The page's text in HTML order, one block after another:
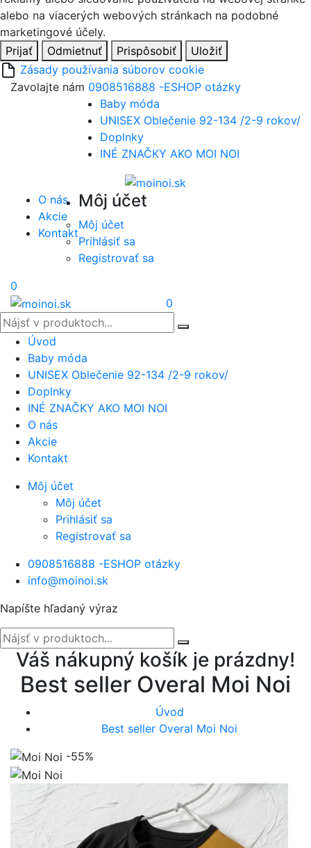
alebo na viacerých webových stránkach na podobné
marketingové účely.
Prijať
Odmietnuť Prispôsobiť
Uložiť
Zásady používania súborov cookie
Zavolajte nám 0908516888 -ESHOP otázky
Baby móda
UNISEX Oblečenie 92-134 /2-9 rokov/
Doplnky
INÉ ZNAČKY AKO MOI NOI
O nás
Akcie
Kontakt
Môj účet
Môj účet
Prihlásiť sa
Registrovať sa
0
0
Úvod
Baby móda
UNISEX Oblečenie 92-134 /2-9 rokov/
Doplnky
INÉ ZNAČKY AKO MOI NOI
O nás
Akcie
Kontakt
Môj účet
Môj účet
Prihlásiť sa
Registrovať sa
0908516888 -ESHOP otázky
info@moinoi.sk
Napíšte hľadaný výraz
Váš nákupný košík je prázdny!
Best seller Overal Moi Noi
Úvod
Best seller Overal Moi Noi
-55%